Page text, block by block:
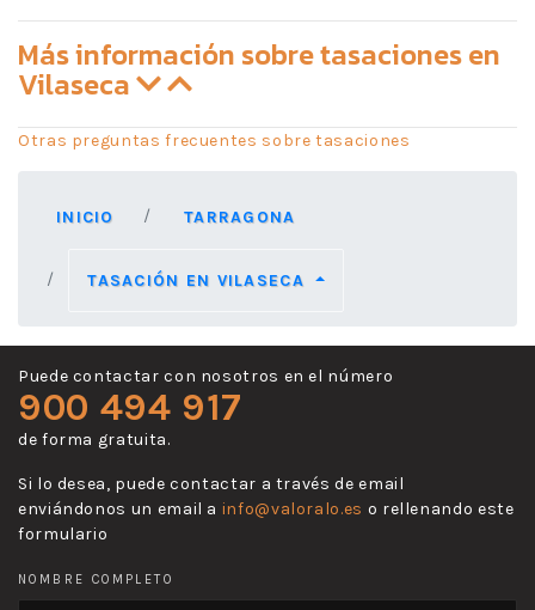
Más información sobre tasaciones en
Vilaseca
Otras preguntas frecuentes sobre tasaciones
INICIO TARRAGONA
TASACIÓN EN VILASECA
Puede contactar con nosotros en el número
900 494 917
de forma gratuita.
Si lo desea, puede contactar a través de email
enviándonos un email a info@valoralo.es o rellenando este
formulario
NOMBRE COMPLETO